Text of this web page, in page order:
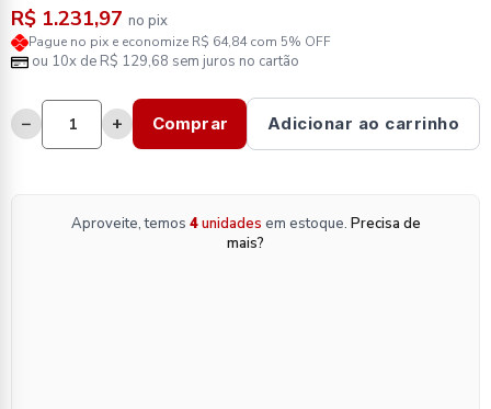
R$ 1.231,97 no pix
Pague no pix e economize R$ 64,84 com 5% OFF
ou 10x de R$ 129,68 sem juros no cartão
− + Comprar Adicionar ao carrinho
Aproveite, temos 4unidades em estoque. Precisa de
mais?